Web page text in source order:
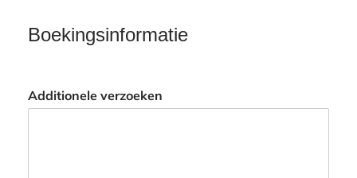
Boekingsinformatie
Additionele verzoeken